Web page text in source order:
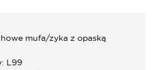
mufa/zyka z opaską
L99